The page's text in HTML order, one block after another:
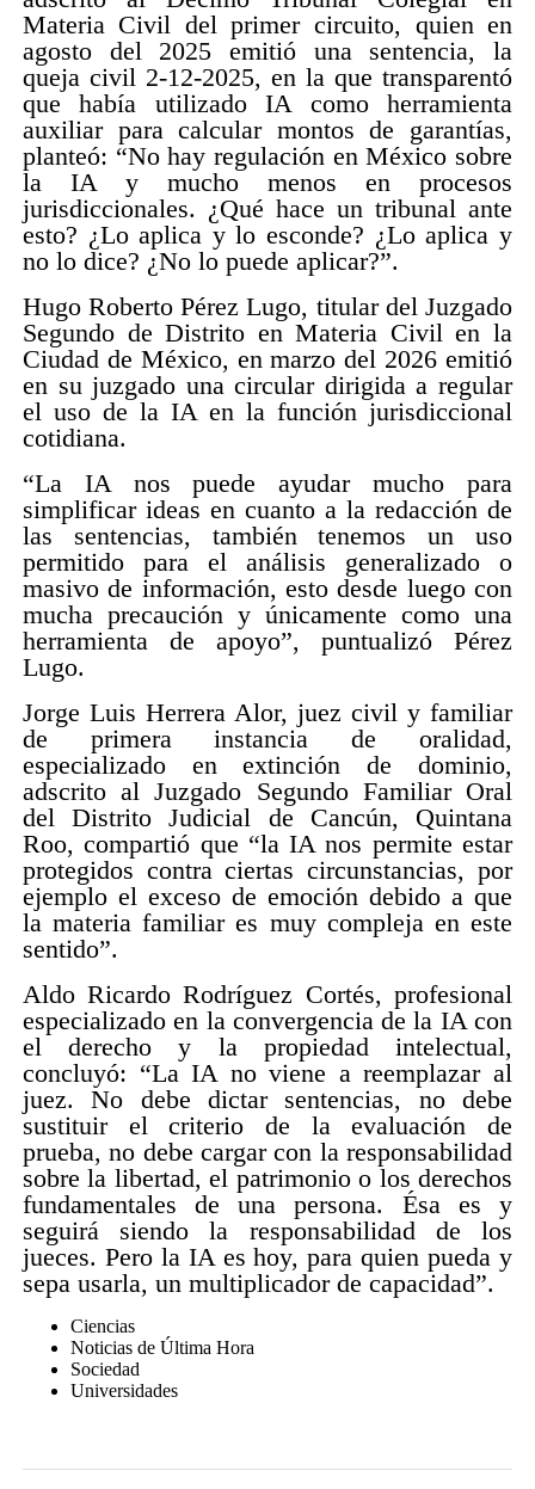
Materia Civil del primer circuito, quien en
agosto del 2025 emitió una sentencia, la
queja civil 2-12-2025, en la que transparentó
que había utilizado IA como herramienta
auxiliar para calcular montos de garantías,
planteó: “No hay regulación en México sobre
la IA y mucho menos en procesos
jurisdiccionales. ¿Qué hace un tribunal ante
esto? ¿Lo aplica y lo esconde? ¿Lo aplica y
no lo dice? ¿No lo puede aplicar?”.
Hugo Roberto Pérez Lugo, titular del Juzgado
Segundo de Distrito en Materia Civil en la
Ciudad de México, en marzo del 2026 emitió
en su juzgado una circular dirigida a regular
el uso de la IA en la función jurisdiccional
cotidiana.
“La IA nos puede ayudar mucho para
simplificar ideas en cuanto a la redacción de
las sentencias, también tenemos un uso
permitido para el análisis generalizado o
masivo de información, esto desde luego con
mucha precaución y únicamente como una
herramienta de apoyo”, puntualizó Pérez
Lugo.
Jorge Luis Herrera Alor, juez civil y familiar
de primera instancia de oralidad,
especializado en extinción de dominio,
adscrito al Juzgado Segundo Familiar Oral
del Distrito Judicial de Cancún, Quintana
Roo, compartió que “la IA nos permite estar
protegidos contra ciertas circunstancias, por
ejemplo el exceso de emoción debido a que
la materia familiar es muy compleja en este
sentido”.
Aldo Ricardo Rodríguez Cortés, profesional
especializado en la convergencia de la IA con
el derecho y la propiedad intelectual,
concluyó: “La IA no viene a reemplazar al
juez. No debe dictar sentencias, no debe
sustituir el criterio de la evaluación de
prueba, no debe cargar con la responsabilidad
sobre la libertad, el patrimonio o los derechos
fundamentales de una persona. Ésa es y
seguirá siendo la responsabilidad de los
jueces. Pero la IA es hoy, para quien pueda y
sepa usarla, un multiplicador de capacidad”.
Ciencias
Noticias de Última Hora
Sociedad
Universidades